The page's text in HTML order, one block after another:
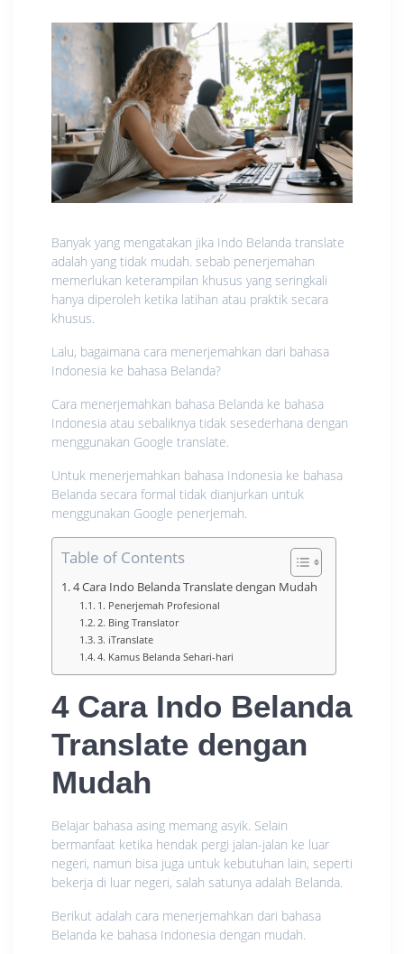
Banyak yang mengatakan jika Indo Belanda translate
adalah yang tidak mudah. sebab penerjemahan
memerlukan keterampilan khusus yang seringkali
hanya diperoleh ketika latihan atau praktik secara
khusus.
Lalu, bagaimana cara menerjemahkan dari bahasa
Indonesia ke bahasa Belanda?
Cara menerjemahkan bahasa Belanda ke bahasa
Indonesia atau sebaliknya tidak sesederhana dengan
menggunakan Google translate.
Untuk menerjemahkan bahasa Indonesia ke bahasa
Belanda secara formal tidak dianjurkan untuk
menggunakan Google penerjemah.
Table of Contents
4 Cara Indo Belanda Translate dengan Mudah
1. Penerjemah Profesional
2. Bing Translator
3. iTranslate
4. Kamus Belanda Sehari-hari
4 Cara Indo Belanda
Translate dengan
Mudah
Belajar bahasa asing memang asyik. Selain
bermanfaat ketika hendak pergi jalan-jalan ke luar
negeri, namun bisa juga untuk kebutuhan lain, seperti
bekerja di luar negeri, salah satunya adalah Belanda.
Berikut adalah cara menerjemahkan dari bahasa
Belanda ke bahasa Indonesia dengan mudah.